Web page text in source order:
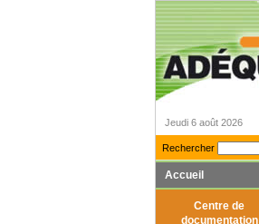
Jeudi 6 août 2026
Rechercher
Accueil
Centre de
documentation